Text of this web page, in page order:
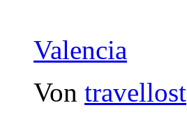
Valencia
Von travellost